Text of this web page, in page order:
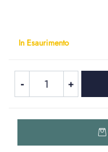
In Esaurimento